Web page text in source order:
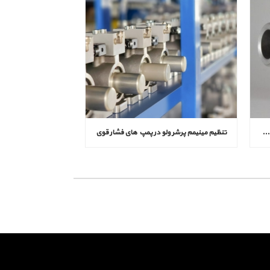
علائم خرابی مینیمم پرشر ولو در کمپرسور و روش‌ های عیب‌ یابی تنظیم مینیمم پرشر ولو در پمپ‌ های فشار قوی